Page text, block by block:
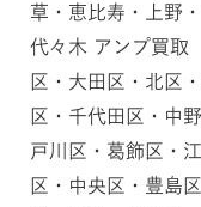
草・恵比寿・上野
代々木 アンプ買取
区・大田区・北区
区・千代田区・中
戸川区・葛飾区・
区・中央区・豊島